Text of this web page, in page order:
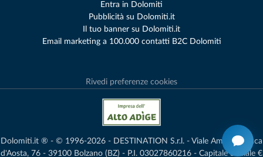
Entra in Dolomiti
Pubblicità su Dolomiti.it
Il tuo banner su Dolomiti.it
Email marketing a 100.000 contatti B2C Dolomiti
Rivedi preferenze cookies
Dolomiti.it ® - © 1996-2026 - DESTINATION S.r.l. - Viale Amedeo Duca
d'Aosta, 76 - 39100 Bolzano (BZ) - P.I. 03027860216 - Capitale Sociale €